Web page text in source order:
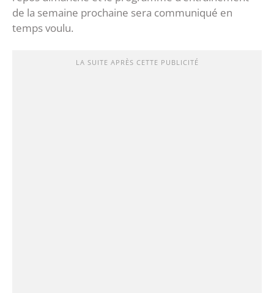
de la semaine prochaine sera communiqué en
temps voulu.
LA SUITE APRÈS CETTE PUBLICITÉ